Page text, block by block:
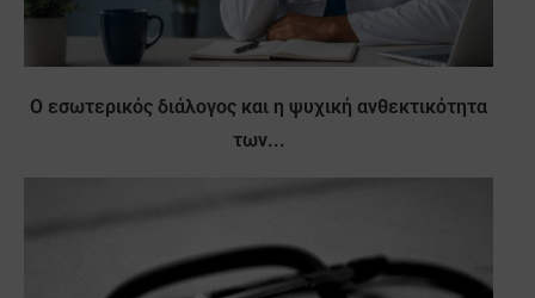
Ο εσωτερικός διάλογος και η ψυχική ανθεκτικότητα
των...